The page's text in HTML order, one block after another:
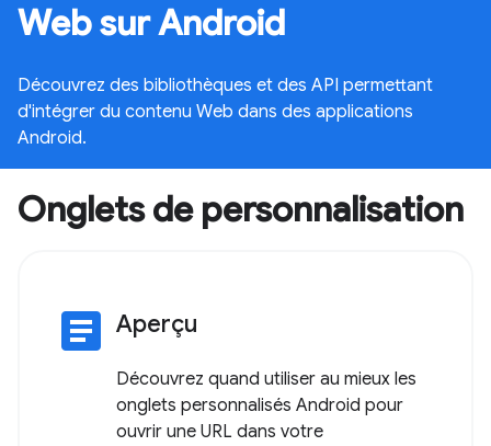
Web sur Android
Découvrez des bibliothèques et des API permettant
d'intégrer du contenu Web dans des applications
Android.
Onglets de personnalisation
article Aperçu
Découvrez quand utiliser au mieux les
onglets personnalisés Android pour
ouvrir une URL dans votre